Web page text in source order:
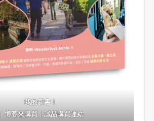
我的新書！
｜博客來購買｜誠品購買連結